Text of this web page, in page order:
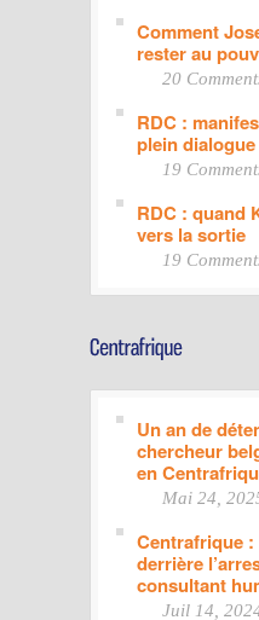
Comment
rester au
20
RDC :
plein
19
RDC : quand
vers la sortie
19
Un an de
chercheur
en
Mai 24,
Centrafrique :
derrière
consultant
Juil 14,